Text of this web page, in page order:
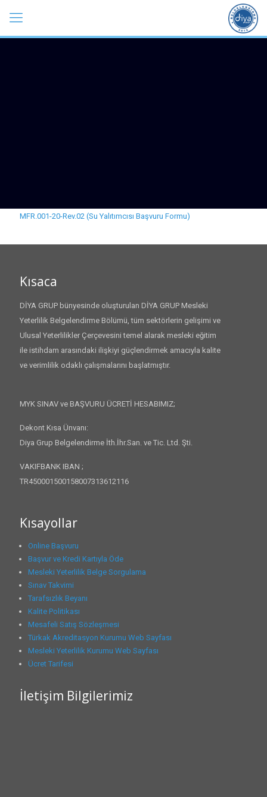
MFR.001-20-Rev.02 (Su Yalıtımcısı Başvuru Formu)
Kısaca
DİYA GRUP bünyesinde oluşturulan DİYA GRUP Mesleki
Yeterlilik Belgelendirme Bölümü, tüm sektörlerin gelişimi ve
Ulusal Yeterlilikler Çerçevesini temel alarak mesleki eğitim
ile istihdam arasındaki ilişkiyi güçlendirmek amacıyla kalite
ve verimlilik odaklı çalışmalarını başlatmıştır.
MYK SINAV ve BAŞVURU ÜCRETİ HESABIMIZ;
Dekont Kısa Ünvanı:
Diya Grup Belgelendirme İth.İhr.San. ve Tic. Ltd. Şti.
VAKIFBANK IBAN ;
TR450001500158007313612116
Kısayollar
Online Başvuru
Başvur ve Kredi Kartıyla Öde
Mesleki Yeterlilik Belge Sorgulama
Sınav Takvimi
Tarafsızlık Beyanı
Kalite Politikası
Mesafeli Satış Sözleşmesi
Türkak Akreditasyon Kurumu Web Sayfası
Mesleki Yeterlilik Kurumu Web Sayfası
Ücret Tarifesi
İletişim Bilgilerimiz